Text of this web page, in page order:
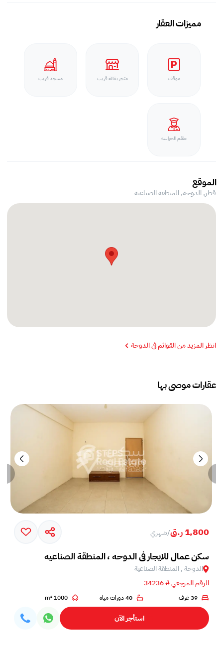
مميزات العقار
موقف متجر بقالة قريب مسجد قريب
طقم الحراسه
الموقع
قطر, الدوحة,المنطقة الصناعية
انظر المزيد من القوائم في الدوحة
عقارات موصى بها
1,800 ر.ق /شهري
سكن عمال للايجار في الدوحه ، المنطقة الصناعيه
الدوحة , المنطقة الصناعية
الرقم المرجعي # 34236
39 غرف 40 دورات مياه 1000 m²
استأجر الآن